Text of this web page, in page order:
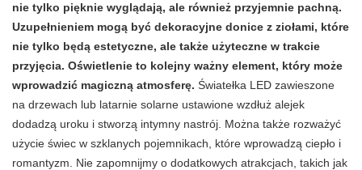
nie tylko pięknie wyglądają, ale również przyjemnie pachną.
Uzupełnieniem mogą być dekoracyjne donice z ziołami, które
nie tylko będą estetyczne, ale także użyteczne w trakcie
przyjęcia. Oświetlenie to kolejny ważny element, który może
wprowadzić magiczną atmosferę. Światełka LED zawieszone
na drzewach lub latarnie solarne ustawione wzdłuż alejek
dodadzą uroku i stworzą intymny nastrój. Można także rozważyć
użycie świec w szklanych pojemnikach, które wprowadzą ciepło i
romantyzm. Nie zapomnijmy o dodatkowych atrakcjach, takich jak